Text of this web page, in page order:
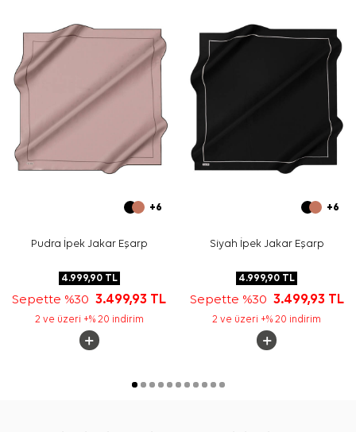
Bakım
Yıkama ve bakım için ürün etiketindeki talimatları
izleyiniz. İpek ve hassas eşarp bakımında, uygun
durumlarda nazik temizlik için
Aker İpek Eşarp Şampuanı
tercih edebilirsiniz.
Sıkça Sorulan Sorular
Yeşil Sarı İpek Kare Degrade Eşarp hangi ölçüdedir?
Bu eşarbın kumaş içeriği nedir?
Bu ipek krep saten eşarp nasıl kombinlenir?
+6
Pudra İpek Jakar Eşarp
4.999,90TL
Sepette %303.499,93 TL
2 ve üzeri +% 20 indirim
+6
Siyah İpek Jakar Eşarp
4.999,90 TL
Sepette %30 3.499,93 TL
2 ve üzeri +% 20 indirim